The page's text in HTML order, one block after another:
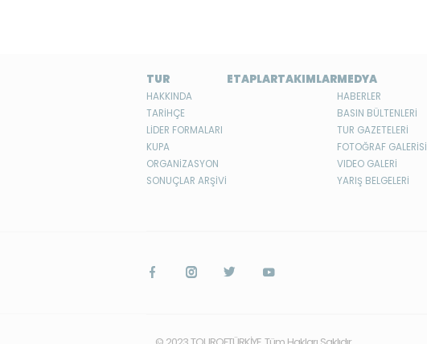
TUR
HAKKINDA
TARİHÇE
LİDER FORMALARI
KUPA
ORGANİZASYON
SONUÇLAR ARŞİVİ
ETAPLARTAKIMLARMEDYA
HABERLER
BASIN BÜLTENLERİ
TUR GAZETELERİ
FOTOĞRAF GALERİSİ
VIDEO GALERİ
YARIŞ BELGELERİ